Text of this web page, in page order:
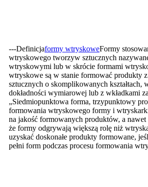
---Definicjaformy wtryskoweFormy
wtryskowego tworzyw sztucznych
wtryskowymi lub w skrócie formami
wtryskowe są w stanie formować produkty
sztucznych o skomplikowanych kształtach,
dokładności wymiarowej lub z wkładkami
„Siedmiopunktowa forma, trzypunktowy
formowania wtryskowego formy i
na jakość formowanych produktów, a
że formy odgrywają większą rolę niż
uzyskać doskonałe produkty formowane,
pełni form podczas procesu formowania